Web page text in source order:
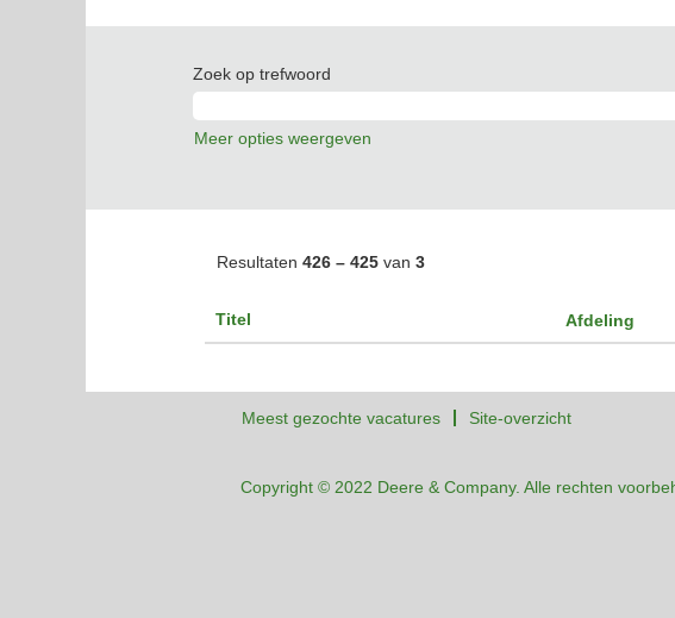
Zoek op trefwoord
Meer opties weergeven
Resultaten 426 – 425 van 3
Titel Afdeling
Meest gezochte vacatures Site-overzicht
Copyright © 2022 Deere & Company. Alle rechten